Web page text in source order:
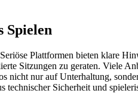
Spielen
Plattformen bieten klare
Sitzungen zu geraten. Viele
nur auf Unterhaltung,
Sicherheit und